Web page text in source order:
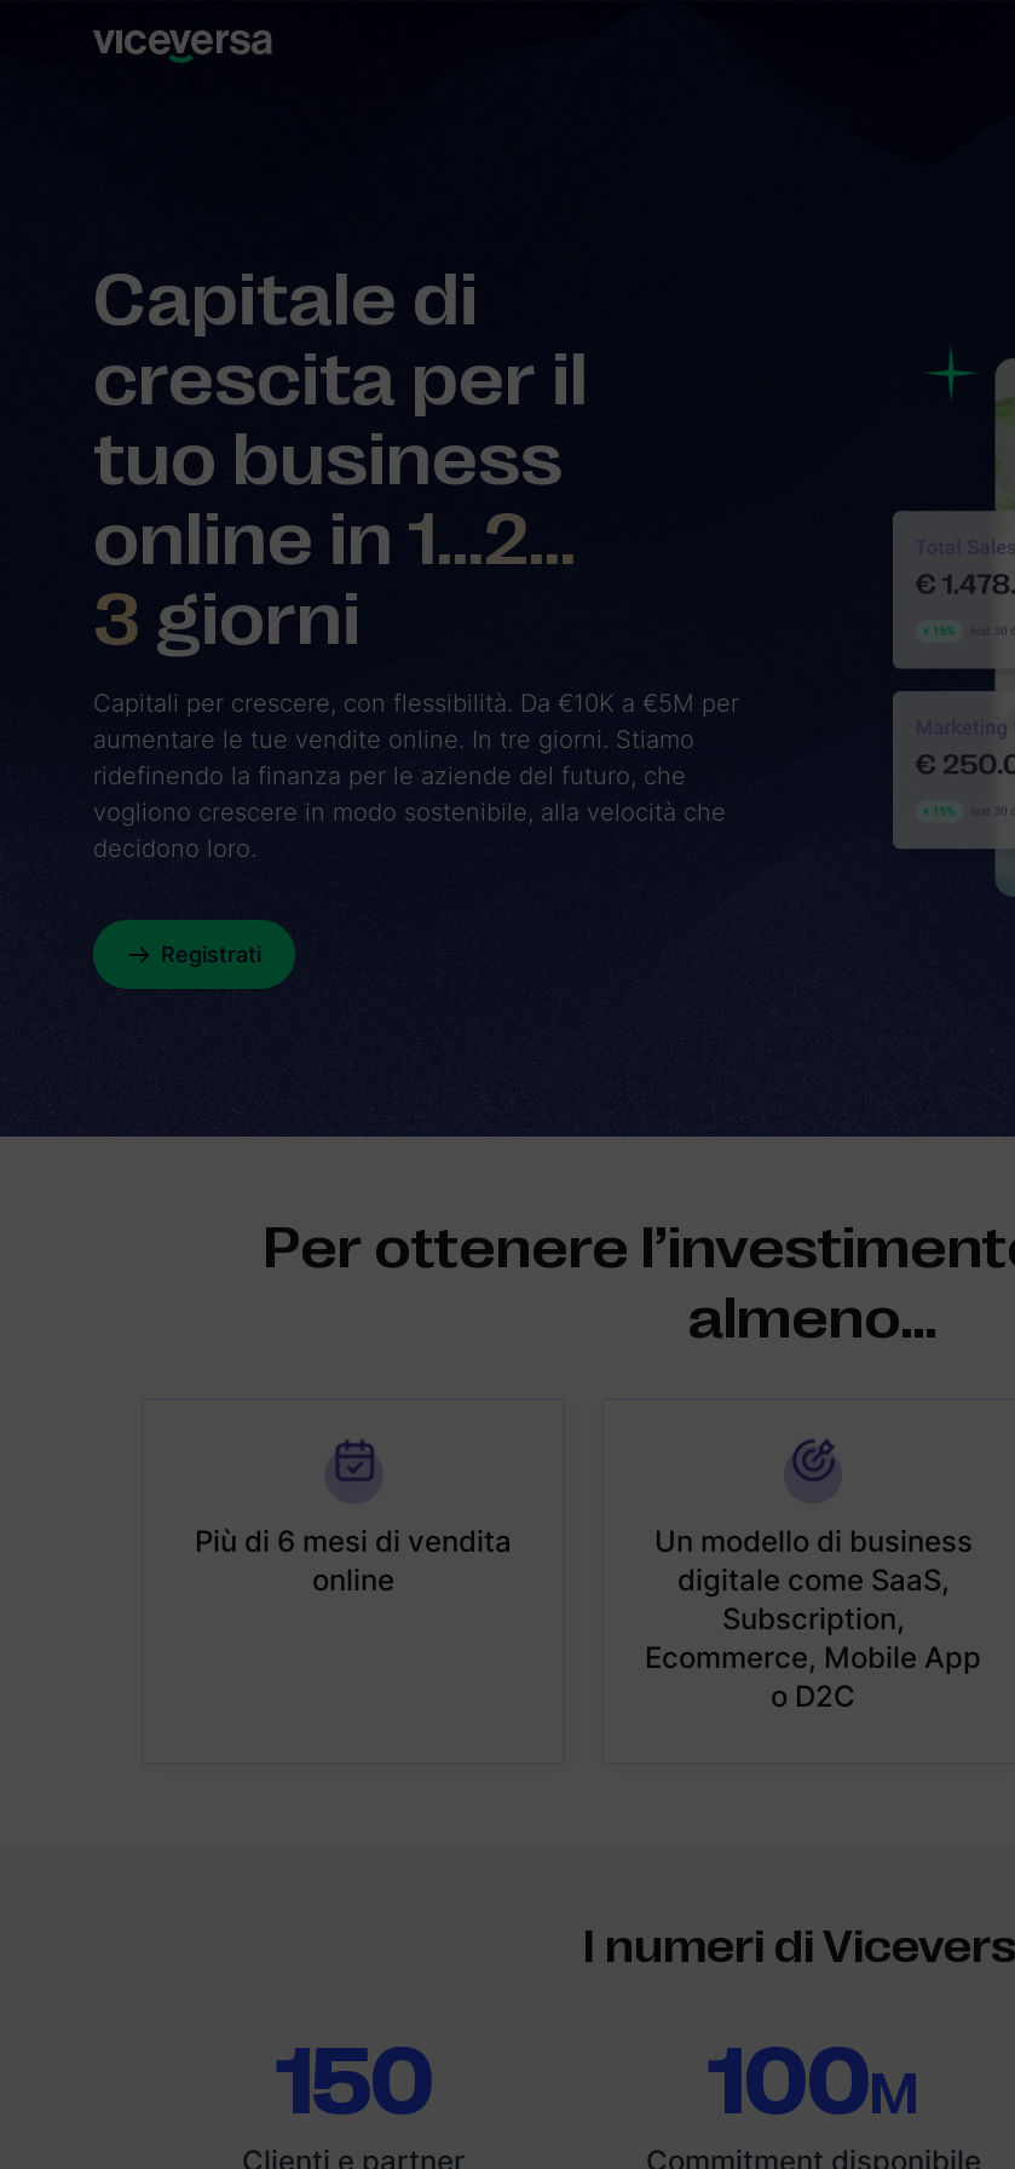
Capitale di
crescita per il
tuo business
online in 1…2…
3 giorni
Capitali per crescere, con flessibilità. Da €10K a €5M per
aumentare le tue vendite online. In tre giorni. Stiamo
ridefinendo la finanza per le aziende del futuro, che
vogliono crescere in modo sostenibile, alla velocità che
decidono loro.
Registrati
Per ottenere
almeno…
Più di 6 mesi di vendita
online
Un modello di business
digitale come SaaS,
Subscription,
Ecommerce, Mobile App
o D2C
I numeri di
150
Clienti e partner
100M
Commitment disponibile